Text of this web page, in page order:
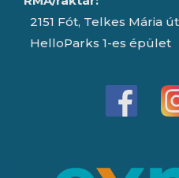
2151 Fót, Telkes Mária
HelloParks 1-es épület